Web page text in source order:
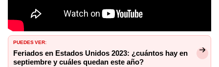
PUEDES VER:
Feriados en Estados Unidos 2023: ¿cuántos hay en
septiembre y cuáles quedan este año?